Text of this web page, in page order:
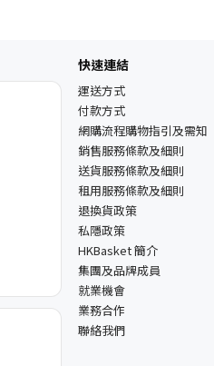
快速連結
運送方式
付款方式
網購流程購物指引及需知
銷售服務條款及細則
送貨服務條款及細則
租用服務條款及細則
退換貨政策
私隱政策
HKBasket 簡介
集團及品牌成員
就業機會
業務合作
聯絡我們